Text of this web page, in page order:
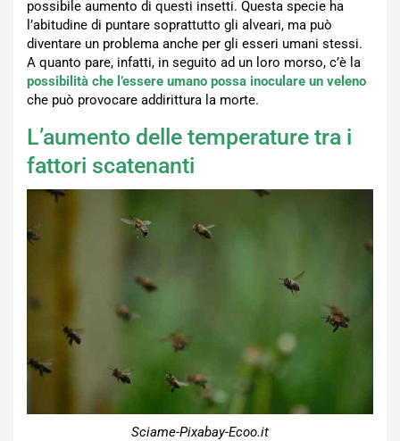
possibile aumento di questi insetti. Questa specie ha
l’abitudine di puntare soprattutto gli alveari, ma può
diventare un problema anche per gli esseri umani stessi.
A quanto pare, infatti, in seguito ad un loro morso, c’è la
possibilità che l’essere umano possa inoculare un veleno
che può provocare addirittura la morte.
L’aumento delle temperature tra i
fattori scatenanti
Sciame-Pixabay-Ecoo.it